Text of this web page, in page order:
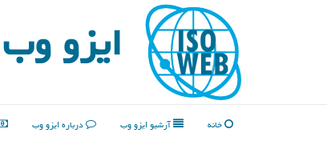
ایزو وب
خانه آرشیو ایزو وب درباره ایزو وب